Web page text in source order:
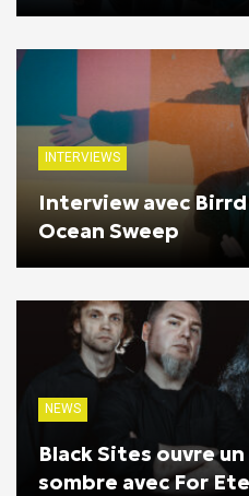
INTERVIEWS
Interview avec
Ocean Sweep
NEWS
Black Sites ouvre
sombre avec For